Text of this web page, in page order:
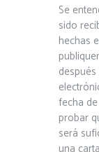
Se
sido
hechas
fecha
probar
será